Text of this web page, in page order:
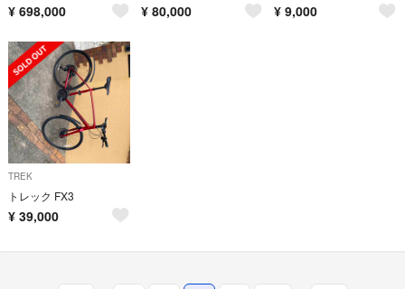
¥ 698,000 ¥ 80,000 ¥ 9,000
TREK
トレック FX3
¥ 39,000